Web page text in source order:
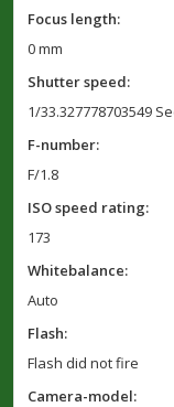
Focus length:
0 mm
Shutter speed:
1/33.327778703549
F-number:
F/1.8
ISO speed rating:
173
Whitebalance:
Auto
Flash:
Flash did not fire
Camera-model: